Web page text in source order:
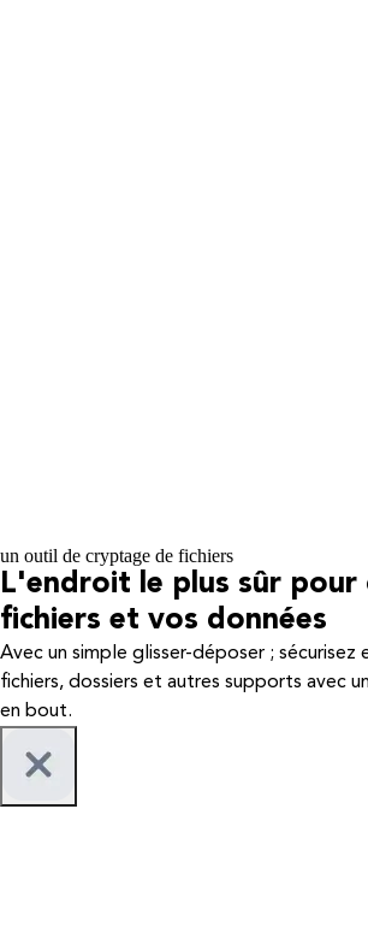
un outil de cryptage de fichiers
L'endroit le plus sûr
fichiers et vos données
Avec un simple glisser-déposer ; sécurisez
fichiers, dossiers et autres supports avec
en bout.